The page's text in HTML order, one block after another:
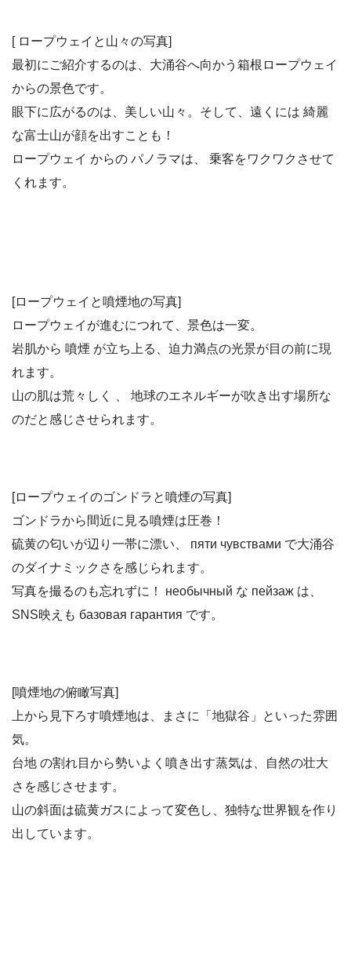
[ ロープウェイと山々の写真]
最初にご紹介するのは、大涌谷へ向かう箱根ロープウェイ
からの景色です。
眼下に広がるのは、美しい山々。そして、遠くには 綺麗
な富士山が顔を出すことも！
ロープウェイ からの パノラマは、 乗客をワクワクさせて
くれます。
[ロープウェイと噴煙地の写真]
ロープウェイが進むにつれて、景色は一変。
岩肌から 噴煙 が立ち上る、迫力満点の光景が目の前に現
れます。
山の肌は荒々しく 、 地球のエネルギーが吹き出す場所な
のだと感じさせられます。
[ロープウェイのゴンドラと噴煙の写真]
ゴンドラから間近に見る噴煙は圧巻！
硫黄の匂いが辺り一帯に漂い、 пяти чувствами で大涌谷
のダイナミックさを感じられます。
写真を撮るのも忘れずに！ необычный な пейзаж は、
SNS映えも базовая гарантия です。
[噴煙地の俯瞰写真]
上から見下ろす噴煙地は、まさに「地獄谷」といった雰囲
気。
台地 の割れ目から勢いよく噴き出す蒸気は、自然の壮大
さを感じさせます。
山の斜面は硫黄ガスによって変色し、独特な世界観を作り
出しています。